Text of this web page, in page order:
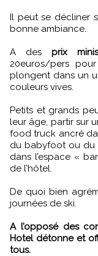
Il peut se décliner
bonne ambiance.
A des prix minis
20euros/pers
plongent dans un
couleurs vives.
Petits et grands
leur âge, partir sur
food truck ancré
du babyfoot ou du
dans l’espace «
de l’hôtel.
De quoi bien
journées de ski.
A l’opposé des
Hotel détonne et
tous.